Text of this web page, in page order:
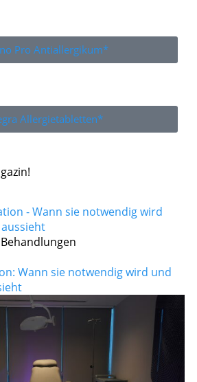
Pro Antiallergikum*
Allergietabletten*
Wann sie notwendig wird und